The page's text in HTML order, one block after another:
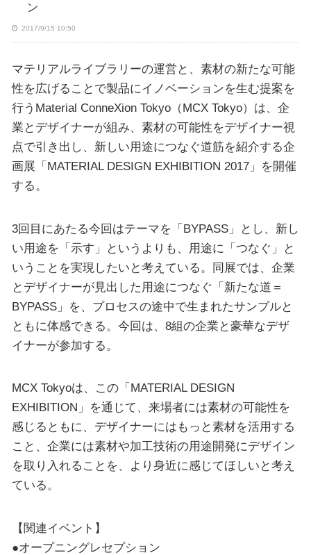
ン
2017/9/15 10:50
マテリアルライブラリーの運営と、素材の新たな可能
性を広げることで製品にイノベーションを生む提案を
行うMaterial ConneXion Tokyo（MCX Tokyo）は、企
業とデザイナーが組み、素材の可能性をデザイナー視
点で引き出し、新しい用途につなぐ道筋を紹介する企
画展「MATERIAL DESIGN EXHIBITION 2017」を開催
する。
3回目にあたる今回はテーマを「BYPASS」とし、新し
い用途を「示す」というよりも、用途に「つなぐ」と
いうことを実現したいと考えている。同展では、企業
とデザイナーが見出した用途につなぐ「新たな道＝
BYPASS」を、プロセスの途中で生まれたサンプルと
ともに体感できる。今回は、8組の企業と豪華なデザ
イナーが参加する。
MCX Tokyoは、この「MATERIAL DESIGN
EXHIBITION」を通じて、来場者には素材の可能性を
感じるともに、デザイナーにはもっと素材を活用する
こと、企業には素材や加工技術の用途開発にデザイン
を取り入れることを、より身近に感じてほしいと考え
ている。
【関連イベント】
●オープニングレセプション